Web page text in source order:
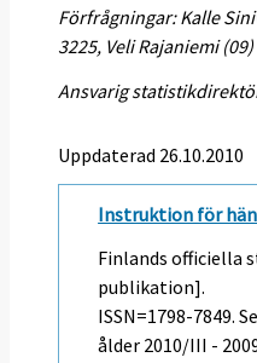
Förfrågningar: Kalle
3225, Veli Rajaniemi
Ansvarig
Uppdaterad 26.10.2010
Instruktion för
Finlands officiella
publikation].
ISSN=1798-7849.
ålder 2010/III -